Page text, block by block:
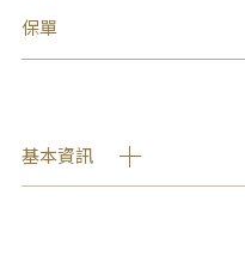
保單
基本資訊